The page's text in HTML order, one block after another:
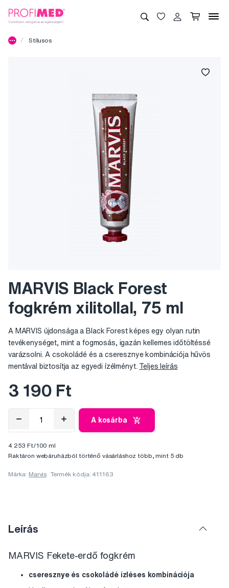
Stílusos
MARVIS Black Forest
fogkrém xilitollal, 75 ml
A MARVIS újdonsága a Black Forest képes egy olyan rutin
tevékenységet, mint a fogmosás, igazán kellemes időtöltéssé
varázsolni. A csokoládé és a cseresznye kombinációja hűvös
mentával biztosítja az egyedi ízélményt. Teljes leírás
3 190 Ft
A kosárba
4 253 Ft/100 ml
Raktáron webáruházból történő vásárláshoz több, mint 5 db
Márka: Marvis Termék kódja: 411163
Leírás
MARVIS Fekete-erdő fogkrém
cseresznye és csokoládé ízléses kombinációja